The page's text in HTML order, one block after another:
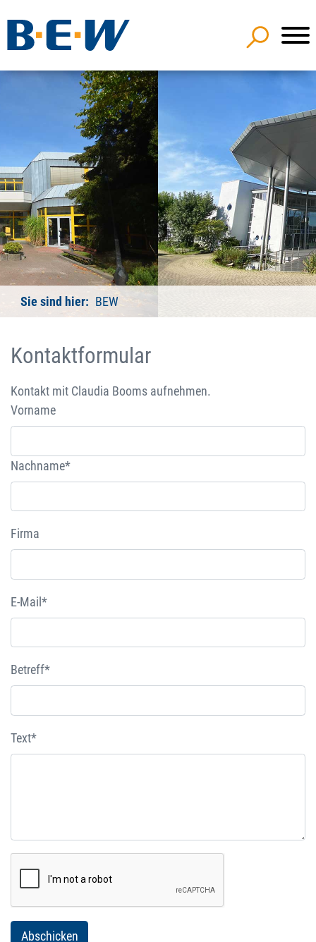
Sie sind hier: BEW
Kontaktformular
Kontakt mit Claudia Booms aufnehmen.
Vorname
Nachname*
Firma
E-Mail*
Betreff*
Text*